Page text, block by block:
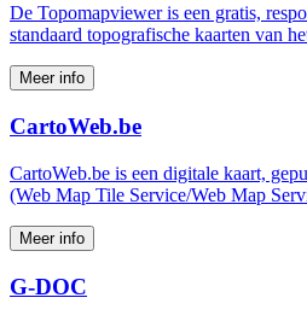
De Topomapviewer is een gratis,
standaard topografische kaarten van
Meer info
CartoWeb.be
CartoWeb.be is een digitale kaart,
(Web Map Tile Service/Web Map
Meer info
G-DOC